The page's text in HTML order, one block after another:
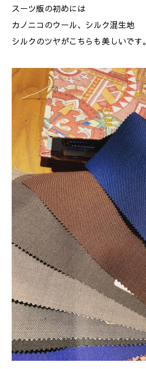
スーツ版の初めには
カノニコのウール、シルク混生地
シルクのツヤがこちらも美しいです。